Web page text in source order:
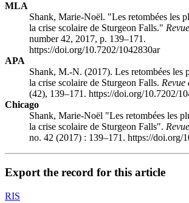
MLA
Shank, Marie-Noël. "Les retombées les
la crise scolaire de Sturgeon Falls."
number 42, 2017, p. 139–171.
https://doi.org/10.7202/1042830ar
APA
Shank, M.-N. (2017). Les retombées les
la crise scolaire de Sturgeon Falls.
(42), 139–171. https://doi.org/10.7202/
Chicago
Shank, Marie-Noël "Les retombées les
la crise scolaire de Sturgeon Falls".
no. 42 (2017) : 139–171. https://doi.org/
Export the record for this article
RIS